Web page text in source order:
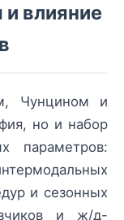
влияние
Чунцином и
но и набор
параметров:
и сезонных
и ж/д-